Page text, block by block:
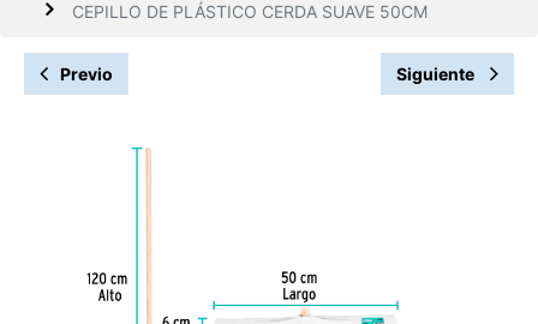
CEPILLO DE PLÁSTICO CERDA SUAVE 50CM
Previo Siguiente